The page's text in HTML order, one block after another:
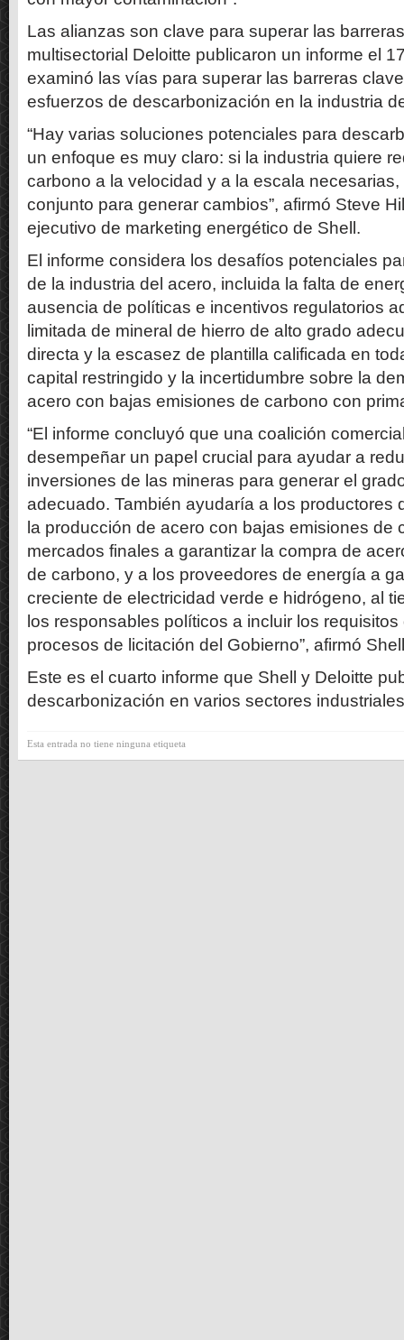
Las alianzas son clave para superar las
multisectorial Deloitte publicaron un informe el
examinó las vías para superar las barreras
esfuerzos de descarbonización en la industria
“Hay varias soluciones potenciales para
un enfoque es muy claro: si la industria quiere
carbono a la velocidad y a la escala
conjunto para generar cambios”, afirmó Steve
ejecutivo de marketing energético de Shell.
El informe considera los desafíos potenciales
de la industria del acero, incluida la falta de
ausencia de políticas e incentivos regulatorios
limitada de mineral de hierro de alto grado
directa y la escasez de plantilla calificada en
capital restringido y la incertidumbre sobre la
acero con bajas emisiones de carbono con
“El informe concluyó que una coalición
desempeñar un papel crucial para ayudar a
inversiones de las mineras para generar el
adecuado. También ayudaría a los productores
la producción de acero con bajas emisiones de
mercados finales a garantizar la compra de
de carbono, y a los proveedores de energía a
creciente de electricidad verde e hidrógeno, al
los responsables políticos a incluir los
procesos de licitación del Gobierno”, afirmó
Este es el cuarto informe que Shell y Deloitte
descarbonización en varios sectores
Esta entrada no tiene ninguna etiqueta